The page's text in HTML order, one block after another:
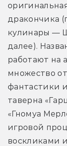
дракончика
кулинары —
далее).
работают на
множество
фантастики
таверна
«Гномуа
игровой
воскликами